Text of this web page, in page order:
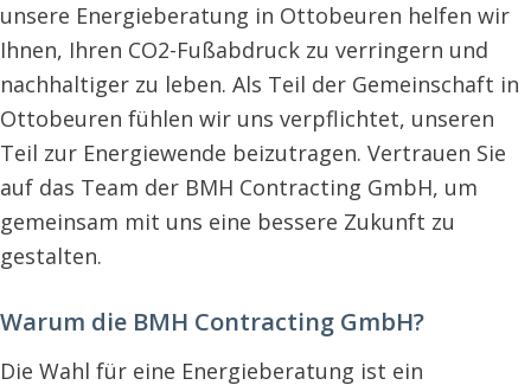
unsere Energieberatung in Ottobeuren helfen wir
Ihnen, Ihren CO2-Fußabdruck zu verringern und
nachhaltiger zu leben. Als Teil der Gemeinschaft in
Ottobeuren fühlen wir uns verpflichtet, unseren
Teil zur Energiewende beizutragen. Vertrauen Sie
auf das Team der BMH Contracting GmbH, um
gemeinsam mit uns eine bessere Zukunft zu
gestalten.
Warum die BMH Contracting GmbH?
Die Wahl für eine Energieberatung ist ein